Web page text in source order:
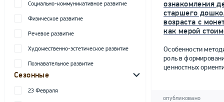
Социально-коммуникативное развитие
Физическое развитие
Речевое развитие
Художественно-эстетическое развитие
Познавательное развитие
Сезонные
23 Февраля
ознакомления
старшего
возраста с
как мерой
Особенности
роль в
ценностных
опубликовано